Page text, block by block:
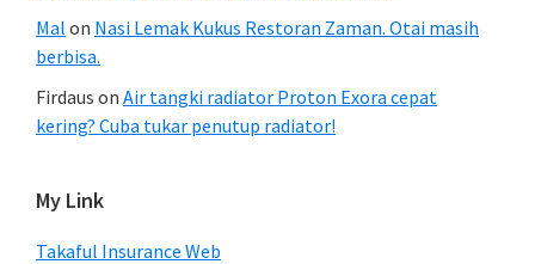
Mal on Nasi Lemak Kukus Restoran Zaman. Otai masih
berbisa.
Firdaus on Air tangki radiator Proton Exora cepat
kering? Cuba tukar penutup radiator!
My Link
Takaful Insurance Web